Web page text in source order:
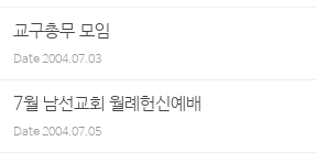
교구총무 모임
Date2004.07.03
7월 남선교회 월례헌신예배
Date2004.07.05